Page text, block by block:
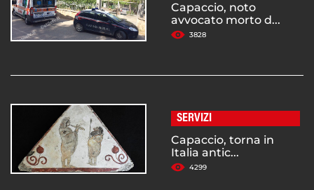
Capaccio, noto
avvocato morto d...
3828
SERVIZI
Capaccio, torna in
Italia antic...
4299